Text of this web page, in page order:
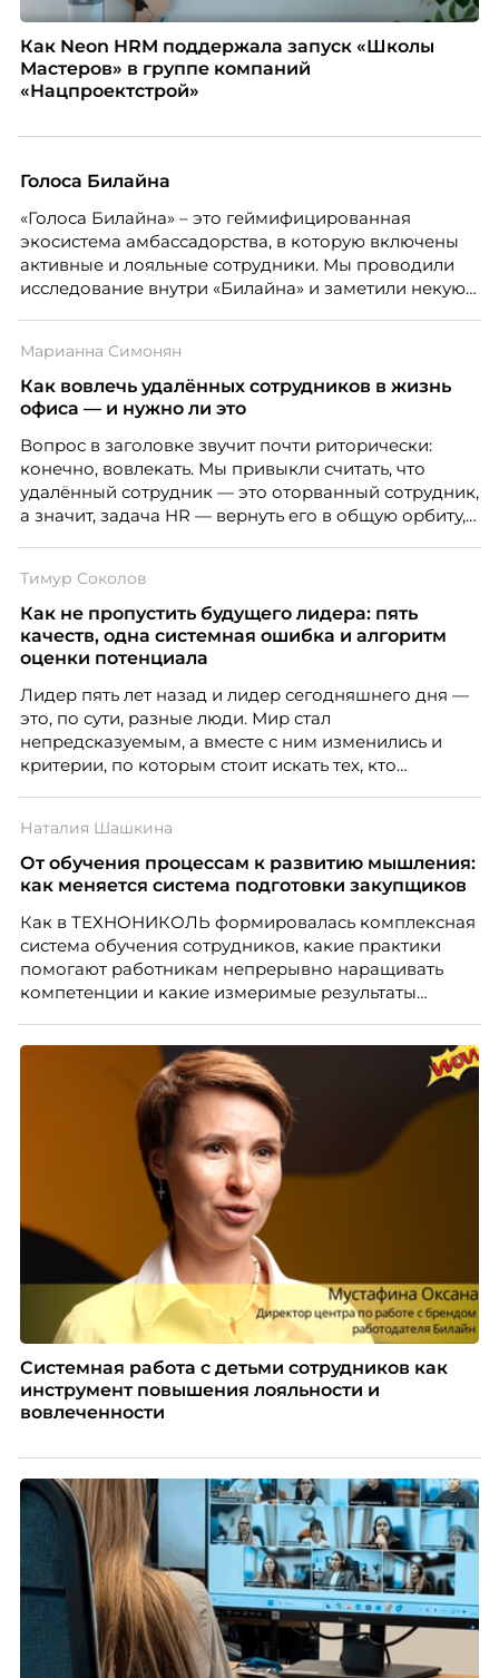
Как Neon HRM поддержала запуск «Школы
Мастеров» в группе компаний
«Нацпроектстрой»
Голоса Билайна
«Голоса Билайна» – это геймифицированная
экосистема амбассадорства, в которую включены
активные и лояльные сотрудники. Мы проводили
исследование внутри «Билайна» и заметили некую
благодарности и публичного признания.
Марианна Симонян
Как вовлечь удалённых сотрудников в жизнь
офиса — и нужно ли это
Вопрос в заголовке звучит почти риторически:
конечно, вовлекать. Мы привыкли считать, что
удалённый сотрудник — это оторванный сотрудник,
а значит, задача HR — вернуть его в общую орбиту,
вовлечения, стоит остановиться на неудобном
факте: данные говорят ровно обратное тому, что
подсказывает интуиция. Автор свежего выпуска
Марианна Симонян — HR Tech лидер, эксперт по
МИФИ, автор книги «Дао женской карьеры».
Тимур Соколов
Как не пропустить будущего лидера: пять
качеств, одна системная ошибка и алгоритм
оценки потенциала
Лидер пять лет назад и лидер сегодняшнего дня —
это, по сути, разные люди. Мир стал
непредсказуемым, а вместе с ним изменились и
критерии, по которым стоит искать тех, кто
«свадебного генерала», почему стандартные
системы оценки часто упускают самых талантливых
людей и как выявить лидерский потенциал ещё до
Тимур Соколов, ключевой эксперт по
стратегическому развитию и формированию
культуры лидерства в организациях.
Наталия Шашкина
От обучения процессам к развитию мышления:
как меняется система подготовки закупщиков
Как в ТЕХНОНИКОЛЬ формировалась комплексная
система обучения сотрудников, какие практики
помогают работникам непрерывно наращивать
компетенции и какие измеримые результаты
закупкам направления «Минеральная изоляция»
компании ТЕХНОНИКОЛЬ.
Системная работа с детьми сотрудников как
инструмент повышения лояльности и
вовлеченности